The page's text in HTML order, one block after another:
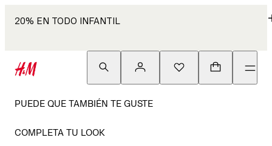
20% EN TODO INFANTIL
PUEDE QUE TAMBIÉN TE GUSTE
COMPLETA TU LOOK